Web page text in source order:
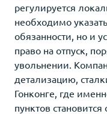
регулируется
необходимо
обязанности, но и
право на отпуск,
увольнении.
детализацию,
Гонконге, где
пунктов